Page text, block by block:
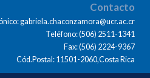
Contacto
gabriela.chaconzamora@ucr.ac.cr
Teléfono: (506) 2511-1341
Fax: (506) 2224-9367
Cód.Postal: 11501-2060,Costa Rica